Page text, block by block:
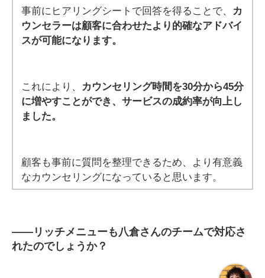
事前にヒアリングシートで回答を得ることで、 カ
ウンセラーは顧客に合わせたより的確なアドバイ
スが可能になります。
これにより、 カウンセリング時間を30分から45分
に増やすことができ、サービスの成約率が向上し
ました。
顧客も事前に質問を整理できるため、より有意義
なカウンセリングになっていると思います。
―― リッチメニューも八倉さんのチームで対応さ
れたのでしょうか？